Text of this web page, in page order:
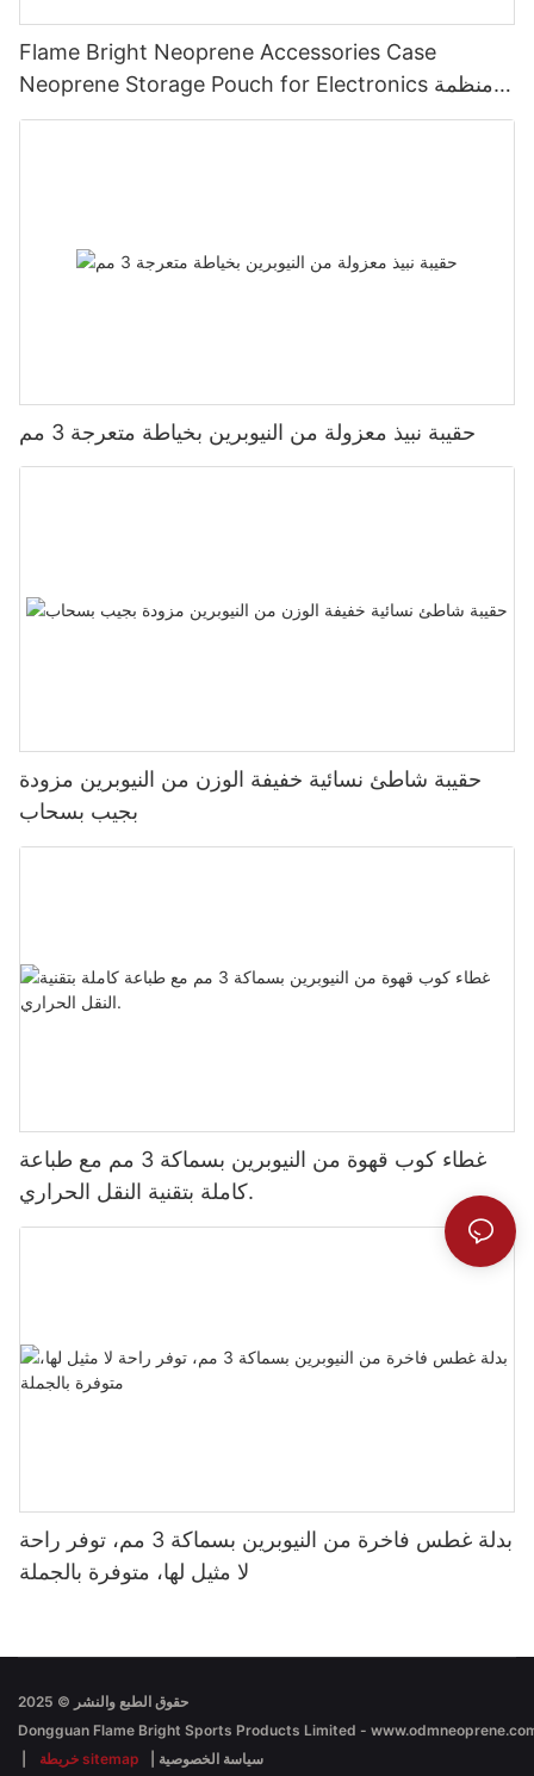
Flame Bright Neoprene Accessories Case
Neoprene Storage Pouch for Electronics منظمة
الإلكترونيات
حقيبة نبيذ معزولة من النيوبرين بخياطة متعرجة 3 مم
حقيبة شاطئ نسائية خفيفة الوزن من النيوبرين مزودة
بجيب بسحاب
غطاء كوب قهوة من النيوبرين بسماكة 3 مم مع طباعة
كاملة بتقنية النقل الحراري.
بدلة غطس فاخرة من النيوبرين بسماكة 3 مم، توفر راحة
لا مثيل لها، متوفرة بالجملة
خريطة sitemap سياسة الخصوصية